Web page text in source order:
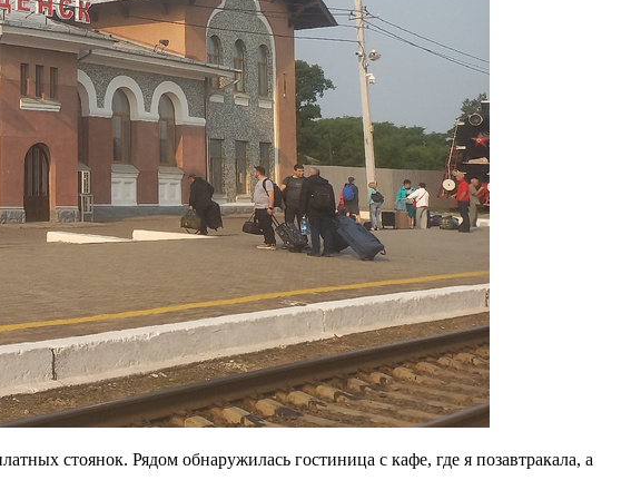
стоянок. Рядом обнаружилась гостиница с кафе, где я позавтракала, а